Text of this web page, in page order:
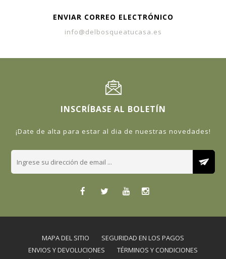
ENVIAR CORREO ELECTRÓNICO
info@delbosqueatucasa.es
INSCRÍBASE AL BOLETÍN
¡Date de alta para estar al dia de nuestras novedades!
MAPA DEL SITIO
SEGURIDAD EN LOS PAGOS
ENVIOS Y DEVOLUCIONES
TÉRMINOS Y CONDICIONES